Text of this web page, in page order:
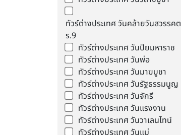
ทัวร์ต่างประเทศ วันคล้ายวันสวรรคต
ร.9
ทัวร์ต่างประเทศ วันปิยมหาราช
ทัวร์ต่างประเทศ วันพ่อ
ทัวร์ต่างประเทศ วันมาฆบูชา
ทัวร์ต่างประเทศ วันรัฐธรรมนูญ
ทัวร์ต่างประเทศ วันจักรี
ทัวร์ต่างประเทศ วันแรงงาน
ทัวร์ต่างประเทศ วันวาเลนไทน์
ทัวร์ต่างประเทศ วันแม่